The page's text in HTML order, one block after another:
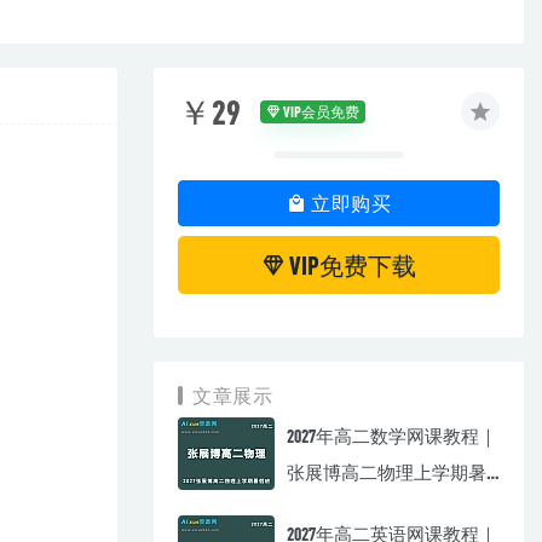
￥29 VIP会员免费
立即购买
VIP免费下载
文章展示
2027年高二数学网课教程｜
张展博高二物理上学期暑
2027年高二英语网课教程｜